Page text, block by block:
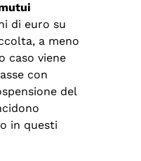
di euro su
a meno
caso viene
con
del
in questi